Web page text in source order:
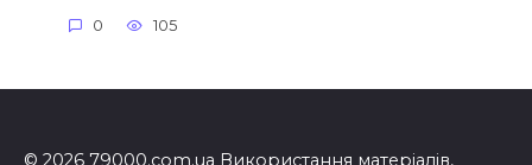
0 105
© 2026 79000.com.ua Використання матеріалів,